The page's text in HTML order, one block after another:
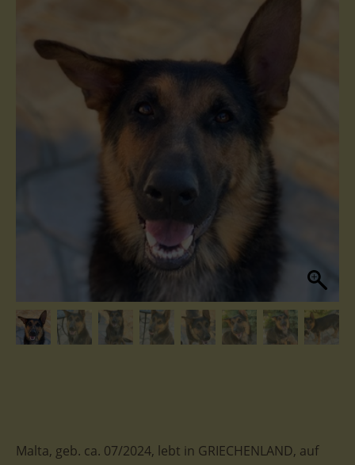
Malta, geb. ca. 07/2024, lebt in GRIECHENLAND, auf